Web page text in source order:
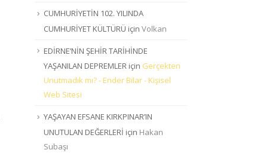
CUMHURİYETİN 102. YILINDA
CUMHURİYET KÜLTÜRÜ için Volkan
EDİRNE’NİN ŞEHİR TARİHİNDE
YAŞANILAN DEPREMLER için Gerçekten
Unutmadık mı? - Ender Bilar - Kişisel
Web Sitesi
YAŞAYAN EFSANE KIRKPINAR’IN
UNUTULAN DEĞERLERİ için Hakan
Subaşı